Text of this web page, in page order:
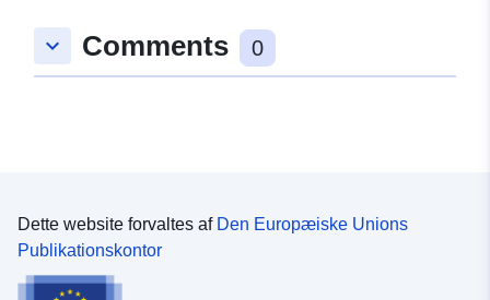
keyboard_arrow_down Comments 0
Dette website forvaltes af Den Europæiske Unions
Publikationskontor